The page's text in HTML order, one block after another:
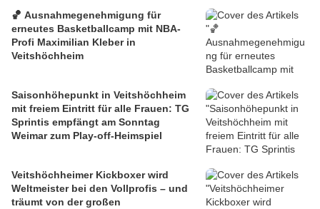
🏀 Ausnahmegenehmigung für
erneutes Basketballcamp mit NBA-
Profi Maximilian Kleber in
Veitshöchheim
Saisonhöhepunkt in Veitshöchheim
mit freiem Eintritt für alle Frauen: TG
Sprintis empfängt am Sonntag
Weimar zum Play-off-Heimspiel
Veitshöchheimer Kickboxer wird
Weltmeister bei den Vollprofis – und
träumt von der großen